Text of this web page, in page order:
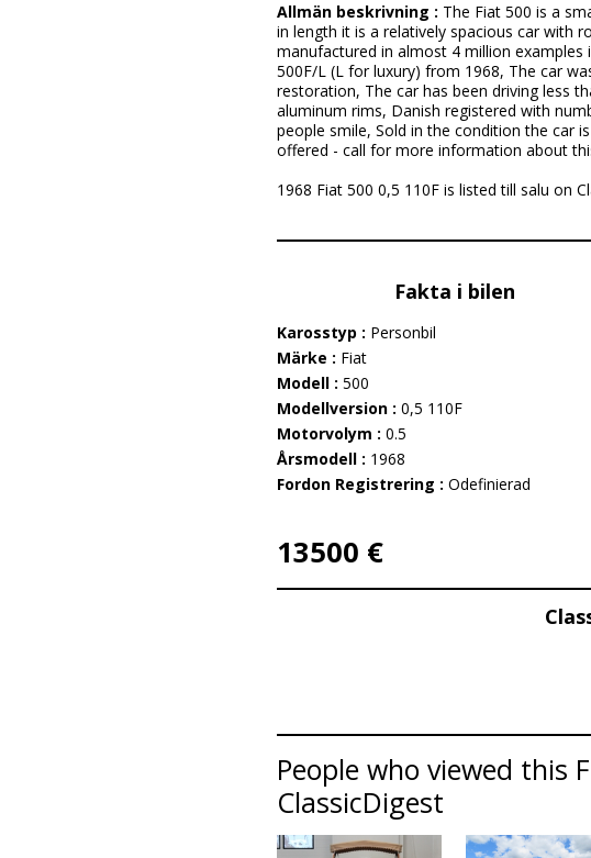
Allmän beskrivning : The Fiat 500 is a
in length it is a relatively spacious car with
manufactured in almost 4 million
500F/L (L for luxury) from 1968, The car
restoration, The car has been driving less
aluminum rims, Danish registered with
people smile, Sold in the condition the car
offered - call for more information about
1968 Fiat 500 0,5 110F is listed till salu on
Fakta i bilen
Karosstyp : Personbil
Märke : Fiat
Modell : 500
Modellversion : 0,5 110F
Motorvolym : 0.5
Årsmodell : 1968
Fordon Registrering : Odefinierad
13500 €
People who viewed this
ClassicDigest